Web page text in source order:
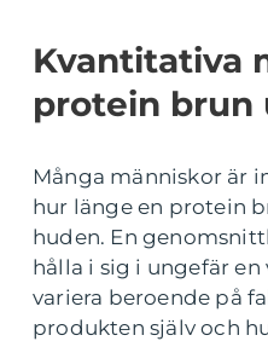
Kvantitativa
protein brun
Många människor är
hur länge en protein
huden. En
hålla i sig i ungefär
variera beroende på
produkten själv och